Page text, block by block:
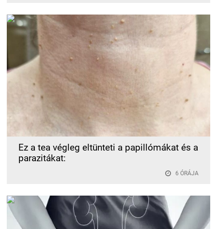
Ez a tea végleg eltünteti a papillómákat és a
parazitákat:
6 ÓRÁJA